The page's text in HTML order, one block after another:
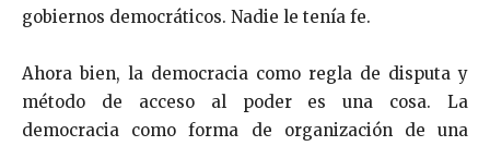
gobiernos democráticos. Nadie le tenía fe.
Ahora bien, la democracia como regla de disputa y
método de acceso al poder es una cosa. La
democracia como forma de organización de una